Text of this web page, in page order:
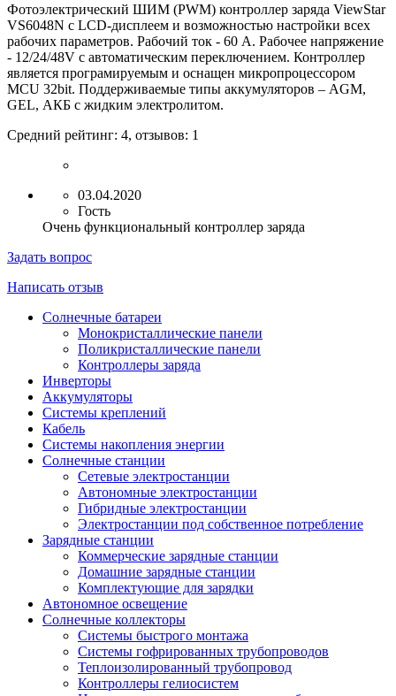
Фотоэлектрический ШИМ (PWM) контроллер заряда ViewStar
VS6048N с LCD-дисплеем и возможностью настройки всех
рабочих параметров. Рабочий ток - 60 А. Рабочее напряжение
- 12/24/48V с автоматическим переключением. Контроллер
является програмируемым и оснащен микропроцессором
MCU 32bit. Поддерживаемые типы аккумуляторов – AGM,
GEL, АКБ с жидким электролитом.
Средний рейтинг: 4, отзывов: 1
03.04.2020
Гость
Очень функциональный контроллер заряда
Задать вопрос
Написать отзыв
Солнечные батареи
Монокристаллические панели
Поликристаллические панели
Контроллеры заряда
Инверторы
Аккумуляторы
Системы креплений
Кабель
Системы накопления энергии
Солнечные станции
Сетевые электростанции
Автономные электростанции
Гибридные электростанции
Электростанции под собственное потребление
Зарядные станции
Коммерческие зарядные станции
Домашние зарядные станции
Комплектующие для зарядки
Автономное освещение
Солнечные коллекторы
Системы быстрого монтажа
Системы гофрированных трубопроводов
Теплоизолированный трубопровод
Контроллеры гелиосистем